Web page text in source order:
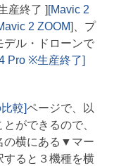
産終了 ] [Mavic 2
2 ZOOM]、プ
デル・ドローンで
Pro ※生産終了]
較]ページで、以
ができるので、
の横にある▼マー
すると３機種を横